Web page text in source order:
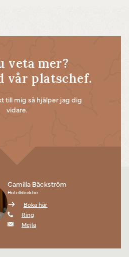
veta mer?
vår platschef.
till mig så hjälper jag dig
vidare.
Camilla Bäckström
Hotelldirektör
Boka här
Ring
Mejla